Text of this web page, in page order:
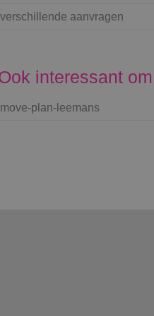
verschillende aanvragen
interessant
move-plan-leemans